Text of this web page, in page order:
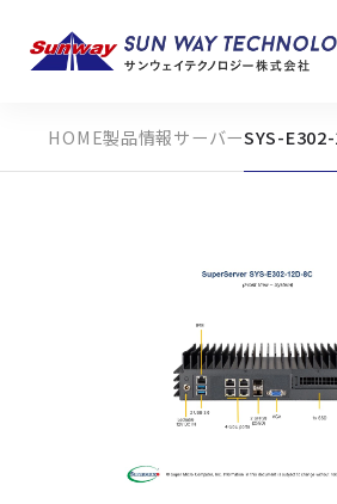
9:30 -
弊社の強み
製品情報サーバーSYS-